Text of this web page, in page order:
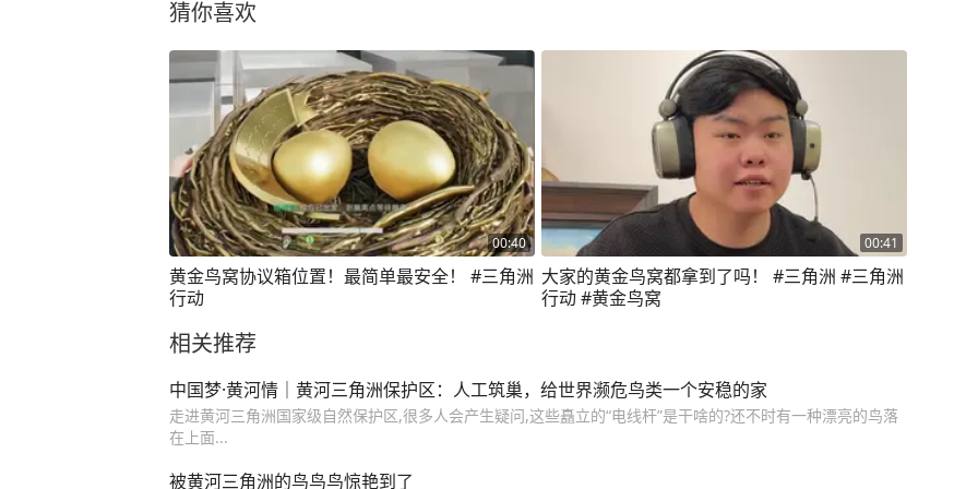
猜你喜欢
00:40
黄金鸟窝协议箱位置！最简单最安全！ #三角洲
行动
00:41
大家的黄金鸟窝都拿到了吗！ #三角洲 #三角洲
行动 #黄金鸟窝
相关推荐
中国梦·黄河情｜黄河三角洲保护区：人工筑巢，给世界濒危鸟类一个安稳的家
走进黄河三角洲国家级自然保护区,很多人会产生疑问,这些矗立的“电线杆”是干啥的?还不时有一种漂亮的鸟落
在上面...
被黄河三角洲的鸟鸟鸟惊艳到了